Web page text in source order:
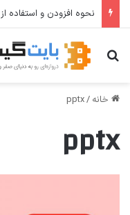
نحوه افزودن و استفاده از Private DNS در ویندوز ۱۱
جستجو برای
خانه /
pptx
pptx